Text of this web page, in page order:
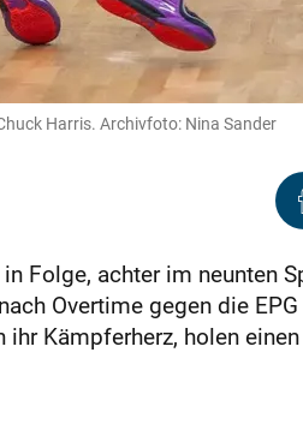
Harris. Archivfoto: Nina Sander
Folge, achter im neunten
Overtime gegen die
ihr Kämpferherz, holen